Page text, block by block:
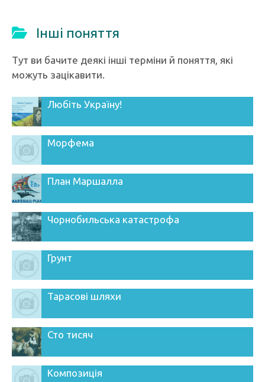
Інші поняття
Тут ви бачите деякі інші терміни й поняття, які
можуть зацікавити.
Любіть Україну!
Морфема
План Маршалла
Чорнобильська катастрофа
Грунт
Тарасові шляхи
Сто тисяч
Композиція